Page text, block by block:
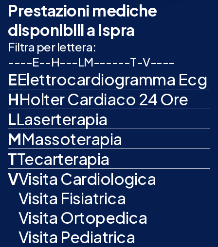
Prestazioni mediche
disponibili a Ispra
Filtra per lettera:
----E--H---LM------T-V----
EElettrocardiogramma Ecg
HHolter Cardiaco 24 Ore
LLaserterapia
MMassoterapia
TTecarterapia
VVisita Cardiologica
Visita Fisiatrica
Visita Ortopedica
Visita Pediatrica